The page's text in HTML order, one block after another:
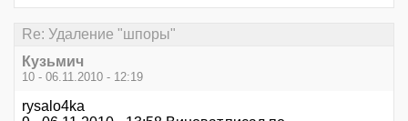
Re: Удаление "шпоры"
Кузьмич
10 - 06.11.2010 - 12:19
rysalo4ka